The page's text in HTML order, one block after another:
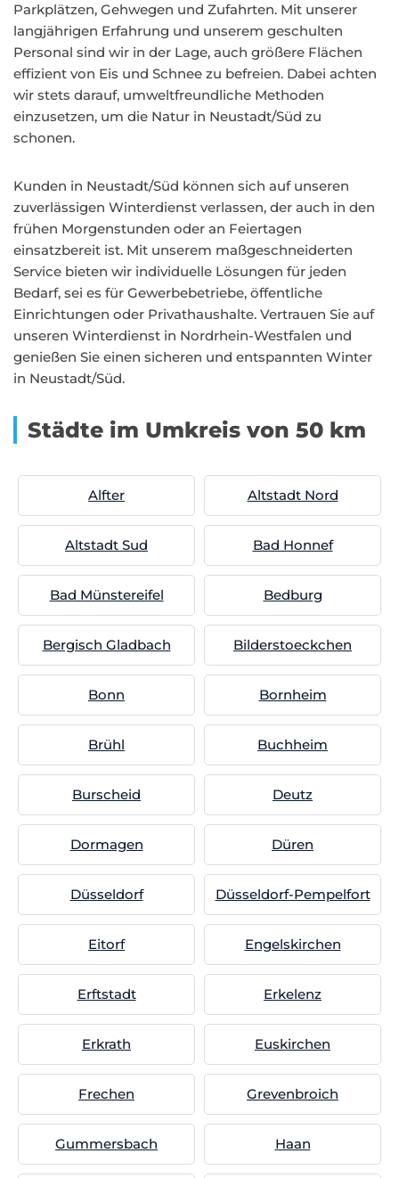
Parkplätzen, Gehwegen und Zufahrten. Mit unserer
langjährigen Erfahrung und unserem geschulten
Personal sind wir in der Lage, auch größere Flächen
effizient von Eis und Schnee zu befreien. Dabei achten
wir stets darauf, umweltfreundliche Methoden
einzusetzen, um die Natur in Neustadt/Süd zu
schonen.
Kunden in Neustadt/Süd können sich auf unseren
zuverlässigen Winterdienst verlassen, der auch in den
frühen Morgenstunden oder an Feiertagen
einsatzbereit ist. Mit unserem maßgeschneiderten
Service bieten wir individuelle Lösungen für jeden
Bedarf, sei es für Gewerbebetriebe, öffentliche
Einrichtungen oder Privathaushalte. Vertrauen Sie auf
unseren Winterdienst in Nordrhein-Westfalen und
genießen Sie einen sicheren und entspannten Winter
in Neustadt/Süd.
Städte im Umkreis von 50 km
Alfter Altstadt Nord
Altstadt Sud Bad Honnef
Bad Münstereifel Bedburg
Bergisch Gladbach Bilderstoeckchen
Bonn Bornheim
Brühl Buchheim
Burscheid Deutz
Dormagen Düren
Düsseldorf Düsseldorf-Pempelfort
Eitorf Engelskirchen
Erftstadt Erkelenz
Erkrath Euskirchen
Frechen Grevenbroich
Gummersbach Haan